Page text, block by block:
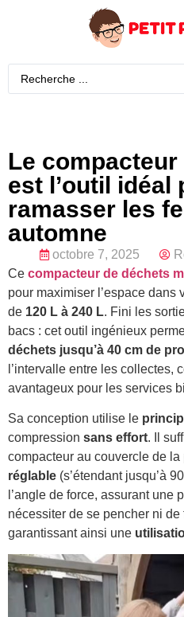
Le
est l’outil idéal
ramasser les
automne
octobre 7, 2025
Ce compacteur de déchets
pour maximiser l’espace dans
de 120 L à 240 L. Fini les
bacs : cet outil ingénieux
déchets jusqu’à 40 cm de
l’intervalle entre les collectes,
avantageux pour les services
Sa conception utilise le
compression sans effort. Il
compacteur au couvercle de la
réglable (s’étendant jusqu’à
l’angle de force, assurant une
nécessiter de se pencher ni
garantissant ainsi une